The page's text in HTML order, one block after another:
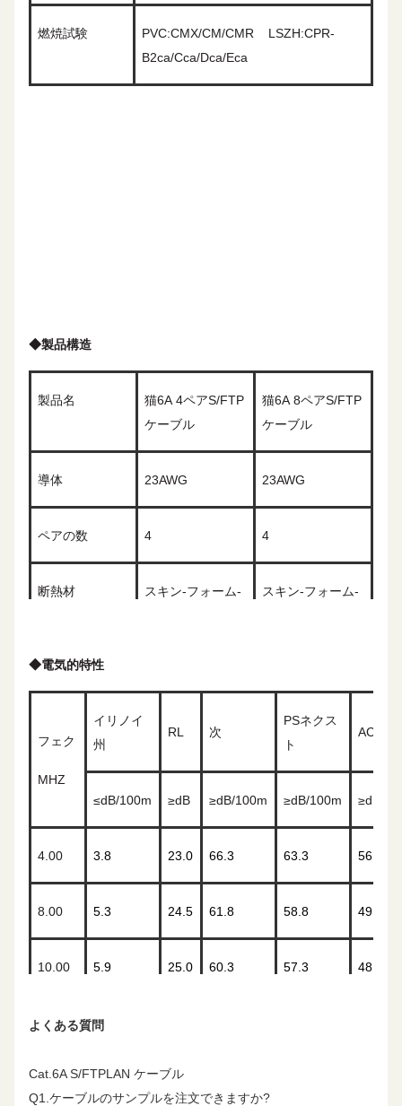
燃焼試験 PVC:CMX/CM/CMR
LSZH:CPR-
B2ca/Cca/Dca/Eca
◆製品構造
製品名 猫6A 4ペアS/FTP
ケーブル
猫6A 8ペアS/FTP
ケーブル
導体 23AWG 23AWG
ペアの数 4 4
断熱材
スキン-フォーム-
スキン-フォーム-
カラーコード
レンジ/オレンジ ホワイト&グリーン/
グリーン ホワイト&ブラウン/ブラウン
個別のシールド
とマテリアル
AL箔 AL箔
アウターシール
ド&マテリアル
編組線 編組線
ドレインワイヤ
いいえ いいえ
リップコード はい はい
◆電気的特性
フェク
MHZ
イリノイ
州
RL 次
PSネクス
ト
ACRF
≤dB/100m ≥dB ≥dB/100m ≥dB/100m ≥dB/
4.00 3.8 23.0 66.3 63.3 56.0
8.00 5.3 24.5 61.8 58.8 49.9
10.00 5.9 25.0 60.3 57.3 48.0
16.00 7.5
20.00 8.4 25.0
よくある質問
Cat.6A S/FTPLAN ケーブル
Q1.ケーブルのサンプルを注文できますか?